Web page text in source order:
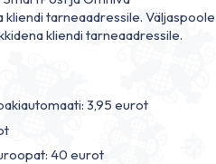
tarneaadressile. Väljaspoole
kliendi tarneaadressile.
3,95 eurot
40 eurot